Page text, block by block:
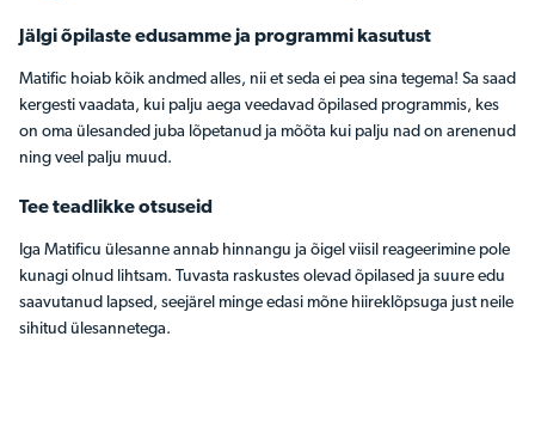
Jälgi õpilaste edusamme ja programmi kasutust
Matific hoiab kõik andmed alles, nii et seda ei pea sina tegema! Sa saad
kergesti vaadata, kui palju aega veedavad õpilased programmis, kes
on oma ülesanded juba lõpetanud ja mõõta kui palju nad on arenenud
ning veel palju muud.
Tee teadlikke otsuseid
Iga Matificu ülesanne annab hinnangu ja õigel viisil reageerimine pole
kunagi olnud lihtsam. Tuvasta raskustes olevad õpilased ja suure edu
saavutanud lapsed, seejärel minge edasi mõne hiireklõpsuga just neile
sihitud ülesannetega.